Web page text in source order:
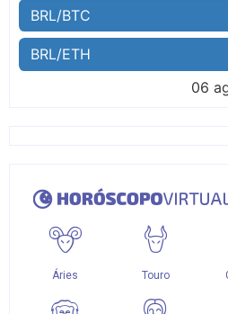
BRL/BTC
BRL/ETH
06